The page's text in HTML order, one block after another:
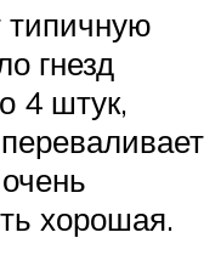
гнезд
4 штук,
хорошая.